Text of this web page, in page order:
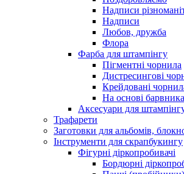
Надписи
Надписи
Любов, дружба
Флора
Фарба для штампінгу
Пігментні чорнила
Дистресингові
Крейдовані
На основі
Аксесуари для
Трафарети
Заготовки для альбомів,
Інструменти для скрапбукингу
Фігурні діркопробивачі
Бордюрні